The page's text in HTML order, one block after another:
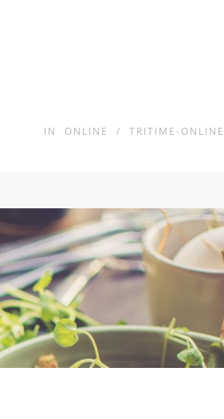
IN ONLINE / TRITIME-ONLINE